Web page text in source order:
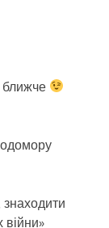
знаходити
війни»